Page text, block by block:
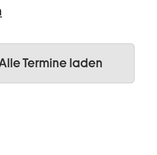
Termine laden